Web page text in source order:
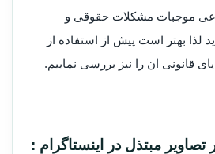
موجبات مشکلات حقوقی و
لذا بهتر است پیش از استفاده از
قانونی ان را نیز بررسی نماییم.
تصاویر مبتذل در اینستاگرام :